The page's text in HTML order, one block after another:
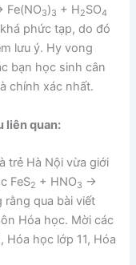
Fe(NO3)3 + H2SO4
phức tạp, do đó
lưu ý. Hy vong
bạn học sinh cân
chính xác nhất.
liên quan:
trẻ Hà Nội vừa giới
FeS2 + HNO3 →
rằng qua bài viết
Hóa học. Mời các
học lớp 11, Hóa